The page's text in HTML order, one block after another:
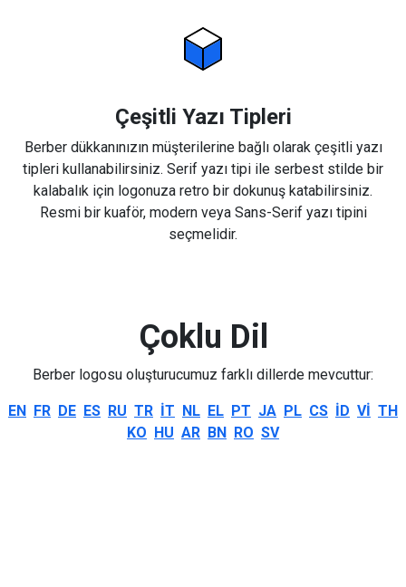
Çeşitli Yazı Tipleri
Berber dükkanınızın müşterilerine bağlı olarak çeşitli yazı
tipleri kullanabilirsiniz. Serif yazı tipi ile serbest stilde bir
kalabalık için logonuza retro bir dokunuş katabilirsiniz.
Resmi bir kuaför, modern veya Sans-Serif yazı tipini
seçmelidir.
Çoklu Dil
Berber logosu oluşturucumuz farklı dillerde mevcuttur:
EN FR DE ES RU TR IT NL EL PT JA PL CS ID VI TH
KO HU AR BN RO SV